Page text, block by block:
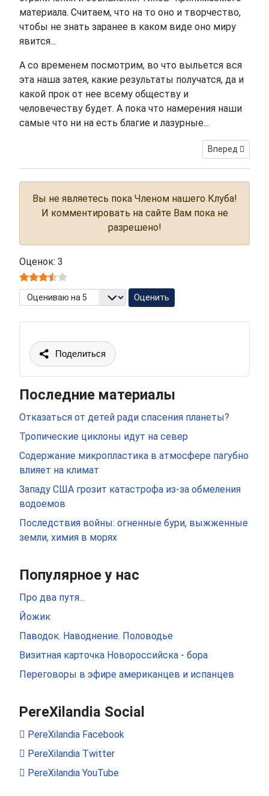
материала. Считаем, что на то оно и творчество,
чтобы не знать заранее в каком виде оно миру
явится...
А со временем посмотрим, во что выльется вся
эта наша затея, какие результаты получатся, да и
какой прок от нее всему обществу и
человечеству будет. А пока что намерения наши
самые что ни на есть благие и лазурные...
Следующий:
Вперед
Вы не являетесь пока Членом нашего Клуба!
И комментировать на сайте Вам пока не
разрешено!
Оценок: 3
Пожалуйста, оцените
Поделиться
Последние материалы
Отказаться от детей ради спасения планеты?
Тропические циклоны идут на север
Содержание микропластика в атмосфере пагубно
влияет на климат
Западу США грозит катастрофа из-за обмеления
водоемов
Последствия войны: огненные бури, выжженные
земли, химия в морях
Популярное у нас
Про два путя...
Йожик
Паводок. Наводнение. Половодье
Визитная карточка Новороссийска - бора
Переговоры в эфире американцев и испанцев
PereXilandia Social
PereXilandia Facebook
PereXilandia Twitter
PereXilandia YouTube